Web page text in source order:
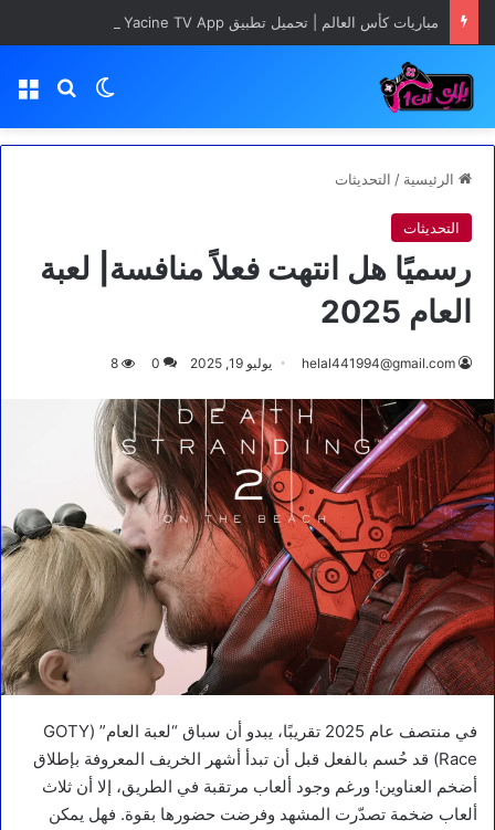
مباريات كأس العالم | تحميل تطبيق Yacine TV App مجانا
بحثالوضع
الرئيسية / التحديثات
التحديثات
رسميًا هل انتهت فعلاً منافسة| لعبة
العام 2025
helal441994@gmail.com يوليو 19, 2025 0
8
في منتصف عام 2025 تقريبًا، يبدو أن سباق “لعبة العام” (GOTY
Race) قد حُسم بالفعل قبل أن تبدأ أشهر الخريف المعروفة بإطلاق
أضخم العناوين! ورغم وجود ألعاب مرتقبة في الطريق، إلا أن ثلاث
ألعاب ضخمة تصدّرت المشهد وفرضت حضورها بقوة. فهل يمكن